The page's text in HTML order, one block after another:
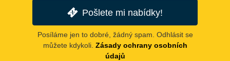
Pošlete mi nabídky!
Posíláme jen to dobré, žádný spam. Odhlásit se
můžete kdykoli. Zásady ochrany osobních
údajů